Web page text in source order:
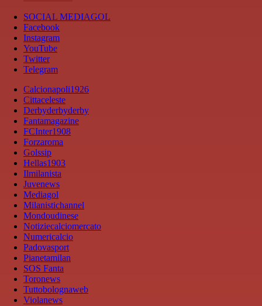
SOCIAL MEDIAGOL
Facebook
Instagram
YouTube
Twitter
Telegram
Calcionapoli1926
Cittaceleste
Derbyderbyderby
Fantamagazine
FCInter1908
Forzaroma
Golssip
Hellas1903
Ilmilanista
Juvenews
Mediagol
Milanistichannel
Mondoudinese
Notiziecalciomercato
Numericalcio
Padovasport
Pianetamilan
SOS Fanta
Toronews
Tuttobolognaweb
Violanews